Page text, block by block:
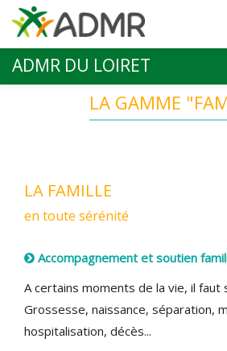
Aller au contenu principal
ADMR DU LOIRET
LA GAMME
LA FAMILLE
en toute sérénité
Accompagnement et soutien
A certains moments de la vie, il faut
Grossesse, naissance, séparation,
hospitalisation, décès...